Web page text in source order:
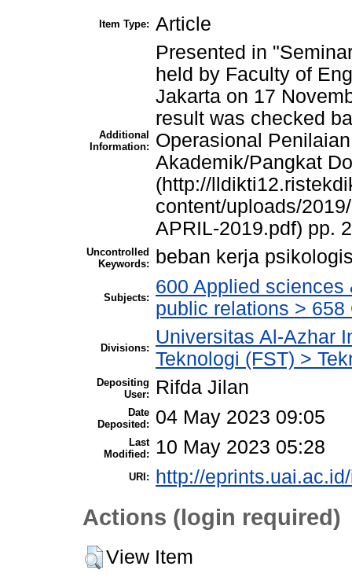
Item Type: Article
Additional
Information:
Presented in
held by Faculty of
Jakarta on 17
result was checked
Operasional
Akademik/Pangkat
(http://
content/uploads/
APRIL-2019.pdf) pp.
Uncontrolled
Keywords:
beban kerja
Subjects:
600 Applied
public relations >
Divisions:
Universitas Al-Azhar
Teknologi (FST) >
Depositing
User:
Rifda Jilan
Date
Deposited:
04 May 2023 09:05
Last
Modified:
10 May 2023 05:28
URI: http://
Actions (login required)
View Item